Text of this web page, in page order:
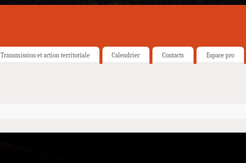
Transmission et action territoriale Calendrier Contacts Espace pro